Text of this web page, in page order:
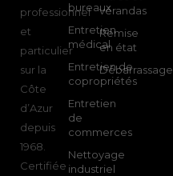
professionnel
et
particulier
sur la
Côte
d’Azur
depuis
1968.
Certifiée
bureaux
Entretien
médical
Entretien de
copropriétés
Entretien
de
commerces
Nettoyage
industriel
vérandas
Remise
en état
Débarrassage